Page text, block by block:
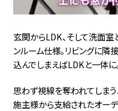
玄関からLDK、そして洗面
ンルーム仕様。リビングに隣
込んでしまえばLDKと一体に
思わず視線を奪われてしま
施主様から支給されたオーデ